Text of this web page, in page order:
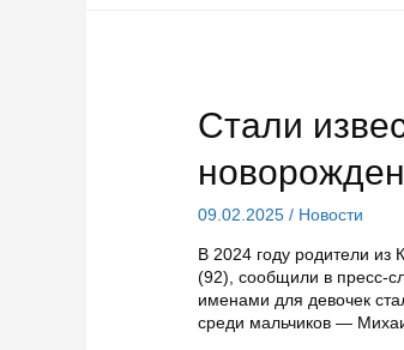
Стали
09.02.2025 / Новости
В 2024 году родители из
(92), сообщили в пресс-
именами для девочек
среди мальчиков —